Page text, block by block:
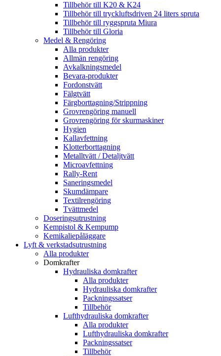
Tillbehör till K20 & K24
Tillbehör till tryckluftsdriven 24 liters spruta
Tillbehör till ryggspruta Miura
Tillbehör till Gloria
Medel & Rengöring
Alla produkter
Allmän rengöring
Avkalkningsmedel
Bevara-produkter
Fordonstvätt
Fälgtvätt
Färgborttagning/Strippning
Grovrengöring manuell
Grovrengöring för skurmaskiner
Hygien
Kallavfettning
Klotterborttagning
Metalltvätt / Detaljtvätt
Microavfettning
Rally-Rent
Saneringsmedel
Skumdämpare
Textilrengöring
Tvättmedel
Doseringsutrustning
Kempistol & Kempump
Kemikaliepåläggare
Lyft & verkstadsutrustning
Alla produkter
Domkrafter
Hydrauliska domkrafter
Alla produkter
Hydrauliska domkrafter
Packningssatser
Tillbehör
Lufthydrauliska domkrafter
Alla produkter
Lufthydrauliska domkrafter
Packningssatser
Tillbehör